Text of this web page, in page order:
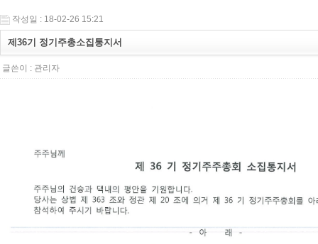
작성일 : 18-02-26 15:21
제36기 정기주총소집통지서
글쓴이 : 관리자